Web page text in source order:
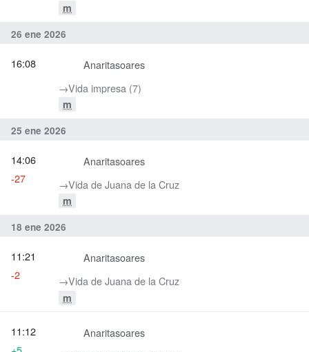
m
26 ene 2026
Anaritasoares
→‎Vida impresa (7)
m
16:08
25 ene 2026
Anaritasoares
→‎Vida de Juana de la Cruz
m
14:06
-27
18 ene 2026
Anaritasoares
→‎Vida de Juana de la Cruz
m
11:21
-2
Anaritasoares
11:12